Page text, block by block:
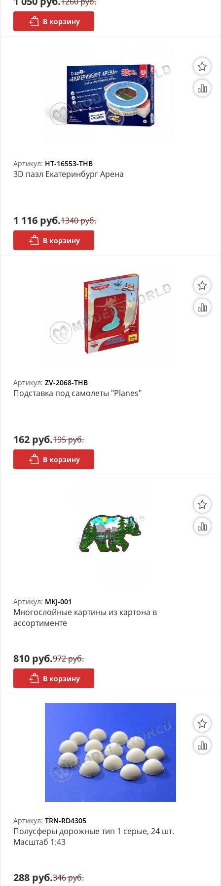
АРХИВ
В корзину
Артикул: HT-16553-THB
3D пазл Екатеринбург Арена
1 116 руб.1340 руб.
В корзину
Артикул: ZV-2068-THB
Подставка под самолеты "Planes"
162 руб.195 руб.
В корзину
Артикул: MKJ-001
Многослойные картины из картона в
ассортименте
810 руб.972 руб.
В корзину
Артикул: TRN-RD4305
Полусферы дорожные тип 1 серые, 24 шт.
Масштаб 1:43
288 руб.346 руб.